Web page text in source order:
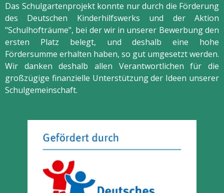
Das Schulgartenprojekt konnte nur durch die Förderung
des Deutschen Kinderhilfswerks und der Aktion
"Schulhofträume", bei der wir in unserer Bewerbung den
ersten Platz belegt, und deshalb eine hohe
Fördersumme erhalten haben, so gut umgesetzt werden.
Wir danken deshalb allen Verantwortlichen für die
großzügige finanzielle Unterstützung der Ideen unserer
Schulgemeinschaft.